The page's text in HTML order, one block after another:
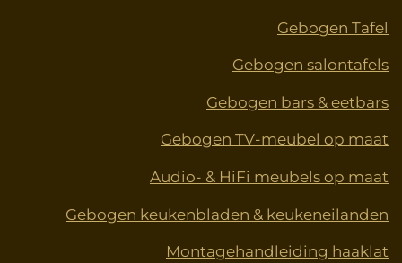
Gebogen Tafel
Gebogen salontafels
Gebogen bars & eetbars
Gebogen TV-meubel op maat
Audio- & HiFi meubels op maat
Gebogen keukenbladen & keukeneilanden
Montagehandleiding haaklat